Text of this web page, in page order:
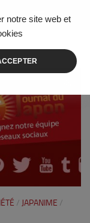
notre site web et
/ JAPANIME /